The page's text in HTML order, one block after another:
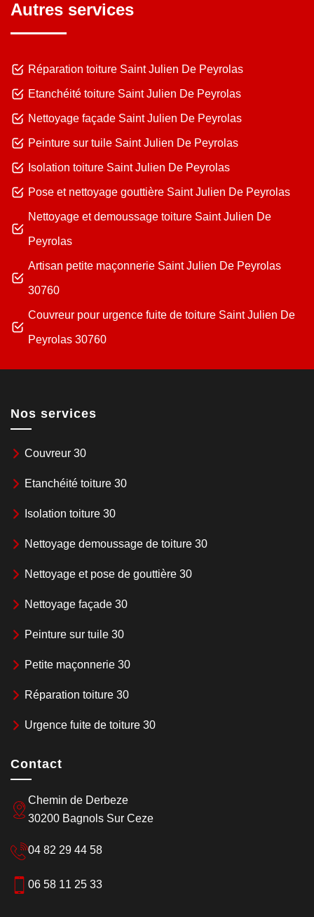
Autres services
Réparation toiture Saint Julien De Peyrolas
Etanchéité toiture Saint Julien De Peyrolas
Nettoyage façade Saint Julien De Peyrolas
Peinture sur tuile Saint Julien De Peyrolas
Isolation toiture Saint Julien De Peyrolas
Pose et nettoyage gouttière Saint Julien De Peyrolas
Nettoyage et demoussage toiture Saint Julien De
Peyrolas
Artisan petite maçonnerie Saint Julien De Peyrolas
30760
Couvreur pour urgence fuite de toiture Saint Julien De
Peyrolas 30760
Nos services
Couvreur 30
Etanchéité toiture 30
Isolation toiture 30
Nettoyage demoussage de toiture 30
Nettoyage et pose de gouttière 30
Nettoyage façade 30
Peinture sur tuile 30
Petite maçonnerie 30
Réparation toiture 30
Urgence fuite de toiture 30
Contact
Chemin de Derbeze
30200 Bagnols Sur Ceze
04 82 29 44 58
06 58 11 25 33